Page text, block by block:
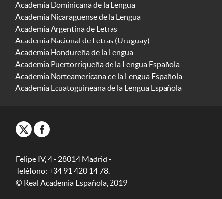
Academia Dominicana de la Lengua
Academia Nicaragüense de la Lengua
Academia Argentina de Letras
Academia Nacional de Letras (Uruguay)
Academia Hondureña de la Lengua
Academia Puertorriqueña de la Lengua Española
Academia Norteamericana de la Lengua Española
Academia Ecuatoguineana de la Lengua Española
Felipe IV, 4 - 28014 Madrid -
Teléfono: +34 91 420 14 78.
© Real Academia Española, 2019